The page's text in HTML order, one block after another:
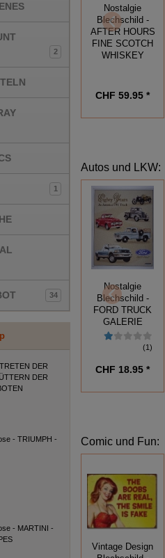
2
1
34
DER
DER
- TRIUMPH -
- MARTINI -
Nostalgie
Blechschild -
AFTER HOURS
FINE SCOTCH
WHISKEY
CHF 59.95 *
Autos und LKW:
Nostalgie
Blechschild -
FORD TRUCK
GALERIE
(1)
CHF 18.95 *
Comic und Fun:
Vintage Design